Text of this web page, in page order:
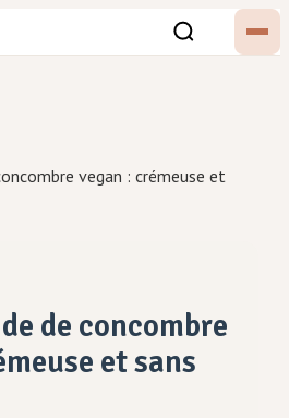
vegan : crémeuse et
de concombre
et sans